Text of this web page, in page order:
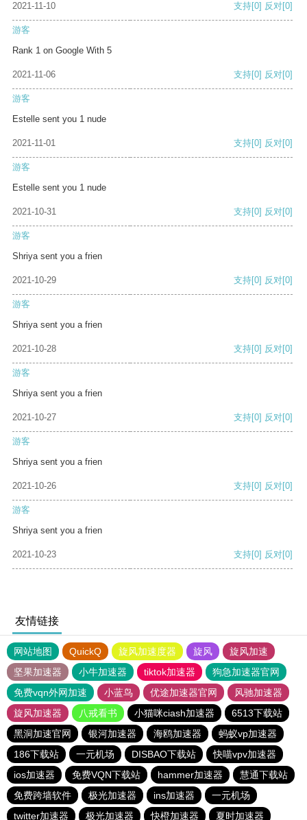
2021-11-10 支持[0] 反对[0]
游客
Rank 1 on Google With 5
2021-11-06 支持[0] 反对[0]
游客
Estelle sent you 1 nude
2021-11-01 支持[0] 反对[0]
游客
Estelle sent you 1 nude
2021-10-31 支持[0] 反对[0]
游客
Shriya sent you a frien
2021-10-29 支持[0] 反对[0]
游客
Shriya sent you a frien
2021-10-28 支持[0] 反对[0]
游客
Shriya sent you a frien
2021-10-27 支持[0] 反对[0]
游客
Shriya sent you a frien
2021-10-26 支持[0] 反对[0]
游客
Shriya sent you a frien
2021-10-23 支持[0] 反对[0]
友情链接
网站地图 QuickQ 旋风加速度器 旋风
旋风加速
坚果加速器
小牛加速器 tiktok加速器
狗急加速器官网
免费vqn外网加速
小蓝鸟 优途加速器官网
风驰加速器
旋风加速器
八戒看书 小猫咪ciash加速器
6513下载站
黑洞加速官网
银河加速器 海鸥加速器
蚂蚁vp加速器
186下载站
一元机场 DISBAO下载站
快喵vpv加速器
ios加速器
免费VQN下载站 hammer加速器
慧通下载站
免费跨墙软件
极光加速器 ins加速器
一元机场
twitter加速器
极光加速器 快橙加速器 夏时加速器